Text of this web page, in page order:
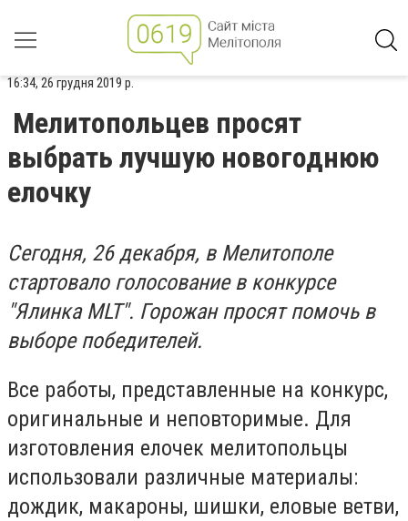
16:34, 26 грудня 2019 р.
Мелитопольцев просят
выбрать лучшую новогоднюю
елочку
Сегодня, 26 декабря, в Мелитополе
стартовало голосование в конкурсе
"Ялинка MLT". Горожан просят помочь в
выборе победителей.
Все работы, представленные на конкурс,
оригинальные и неповторимые. Для
изготовления елочек мелитопольцы
использовали различные материалы:
дождик, макароны, шишки, еловые ветви,